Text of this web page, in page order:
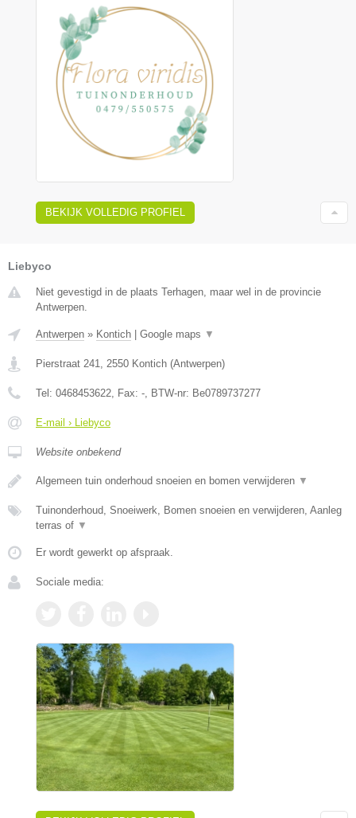
BEKIJK VOLLEDIG PROFIEL
Liebyco
Niet gevestigd in de plaats Terhagen, maar wel in de provincie
Antwerpen.
Antwerpen » Kontich | Google maps ▼
Pierstraat 241 2550 Kontich (Antwerpen)
Tel: 0468453622 , Fax: - , BTW-nr: Be0789737277
E-mail › Liebyco
Website onbekend
Algemeen tuin onderhoud snoeien en bomen verwijderen ▼
Tuinonderhoud, Snoeiwerk, Bomen snoeien en verwijderen, Aanleg
terras of ▼
Er wordt gewerkt op afspraak.
Sociale media: